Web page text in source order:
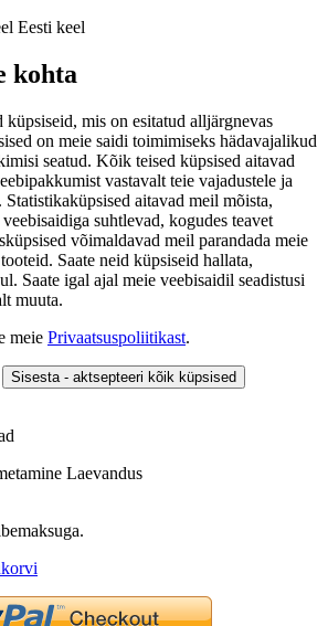
Eesti keel
kohta
küpsiseid, mis on esitatud alljärgnevas
on meie saidi toimimiseks hädavajalikud
seatud. Kõik teised küpsised aitavad
vastavalt teie vajadustele ja
Statistikaküpsised aitavad meil mõista,
suhtlevad, kogudes teavet
võimaldavad meil parandada meie
Saate neid küpsiseid hallata,
Saate igal ajal meie veebisaidil seadistusi
muuta.
meie Privaatsuspoliitikast.
Sisesta - aktsepteeri kõik küpsised
Laevandus